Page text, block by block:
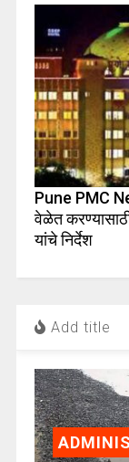
Pune PMC
वेळेत
यांचे निर्देश
Add title